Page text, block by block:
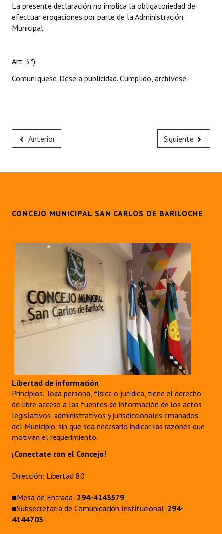
La presente declaración no implica la obligatoriedad de
efectuar erogaciones por parte de la Administración
Municipal.
Art. 3°)
Comuníquese. Dése a publicidad. Cumplido, archívese.
Anterior Siguiente
CONCEJO MUNICIPAL SAN CARLOS DE BARILOCHE
Libertad de información
Principios. Toda persona, física o jurídica, tiene el derecho
de libre acceso a las fuentes de información de los actos
legislativos, administrativos y jurisdiccionales emanados
del Municipio, sin que sea necesario indicar las razones que
motivan el requerimiento.
¡Conectate con el Concejo!
Dirección: Libertad 80
■Mesa de Entrada: 294-4143579
■Subsecretaría de Comunicación Institucional: 294-
4144703